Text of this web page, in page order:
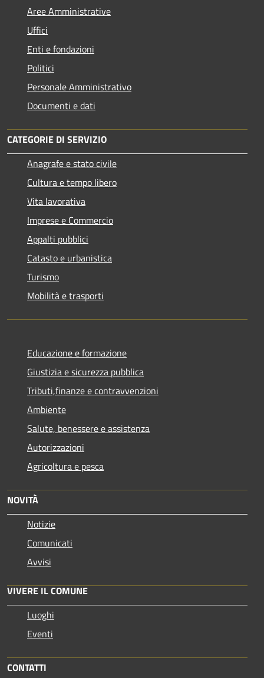
Aree Amministrative
Uffici
Enti e fondazioni
Politici
Personale Amministrativo
Documenti e dati
CATEGORIE DI SERVIZIO
Anagrafe e stato civile
Cultura e tempo libero
Vita lavorativa
Imprese e Commercio
Appalti pubblici
Catasto e urbanistica
Turismo
Mobilità e trasporti
Educazione e formazione
Giustizia e sicurezza pubblica
Tributi,finanze e contravvenzioni
Ambiente
Salute, benessere e assistenza
Autorizzazioni
Agricoltura e pesca
NOVITÀ
Notizie
Comunicati
Avvisi
VIVERE IL COMUNE
Luoghi
Eventi
CONTATTI